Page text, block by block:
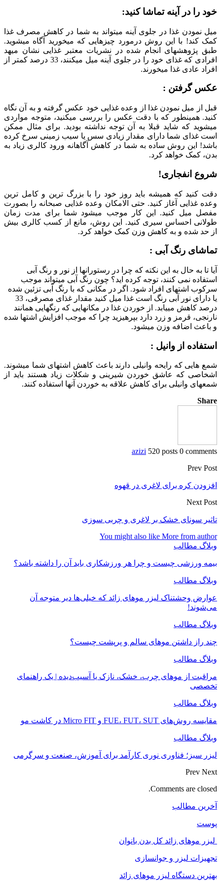
خود را در آینه تماشا کنید:
میل نمودن غذا در جلوی آینه می‏تواند به شما در کاهش مصرف غذا
کمک کند! با این روش درمورد چیزهایی که می‏خورید آگاه می‏شوید.
طبق پژوهش‏های انجام شده در نشریات معتبر غذایی نشان می‏هد
افرادی که غذای خود را در جلوی آینه میل می‏کنند، 33 درصد کمتر از
افراد عادی غذا می‏خورند.
عکس گرفتن :
قبل از میل نمودن غذا از وعده غذایی خود عکس گرفته و به آن نگاه
کنید. همینطور که با دقت عکس را بررسی می‏کنید، متوجه مواردی
می‏شوید که شاید قبلا به آن توجه نداشته بودید. برای مثال ممکن
است غذای شما دارای مقدار زیادی سس یا سیب زمینی سرخ کرده
باشد! این روش ساده به شما در کاهش آگاهانه ورود کالری زیاد به
بدن، کمک خواهد کرد.
شروع انفجاری!
دقت کنید که همیشه باید روز خود را با بزرگ ترین و کامل ترین
وعده غذایی آغاز کنید. حتی الامکان وعده غذایی صبحانه را بصورت
مفصل میل کنید. این کار موجب می‏شود شما برای مدت زمان
طولانی احساس سیری کنید. این روش، مانع از کسب کالری بیش
از حد شده و به کاهش وزن کمک خواهد کرد.
تماشای رنگ آبی :
آیا تا به حال به این نکته که چرا در رستوران‏ها از نور و رنگ آبی
استفاده نمی ‏کنند، توجه کرده اید؟ چون رنگ آبی می‏تواند موجب
سرکوب اشتهای افراد شود. اگر در مکانی که با رنگ آبی تزئین شده
یا دارای نور آبی رنگ است غذا میل کنید مقدار غذای مصرفی، 33
درصد کاهش می‏یابد. از خوردن غذا در مکان‏هایی که رنگ‏هایی همانند
نارنجی، قرمز و زرد دارد بپرهیزید چرا که موجب افزایش اشتها شده
و باعث اضافه وزن می‏شود.
استفاده از وانیل :
شمع‏ هایی که رایحه وانیلی دارند باعث کاهش اشتهای شما می‏شوند.
اشخاصی که عاشق خوردن شیرینی‏ و شکلات زیاد هستند باید از
شمع‏های وانیلی برای کاهش علاقه به خوردن آن‏ها استفاده کنند.
Share
azizi 520 posts 0 comments
Prev Post
افزودن کره برای لاغری در قهوه
Next Post
تاثیر سونای خشک بر لاغری و چربی سوزی
You might also like More from author
وبلاگ مطالب
بیمه ورزشی چیست و چرا هر ورزشکاری باید آن را داشته باشد؟
وبلاگ مطالب
عوارض وحشتناک لیزر موهای زائد که خیلی‌ها دیر متوجه آن
می‌شوند!
وبلاگ مطالب
چند راز داشتن موهای سالم و پرپشت چیست؟
وبلاگ مطالب
مراقبت از موهای چرب، خشک، نازک یا آسیب‌دیده | یک راهنمای
تخصصی
وبلاگ مطالب
مقایسه روش‌های FUE، FUT، SUT و Micro FIT در کاشت مو
وبلاگ مطالب
لیزر سبز؛ فناوری نوری کارآمد برای آموزش، صنعت و سرگرمی
Prev Next
Comments are closed.
آخرین مطالب
پوست
لیزر موهای زائد کل بدن بانوان
تجهیزات لیزر و جوانسازی
بهترین دستگاه لیزر موهای زائد